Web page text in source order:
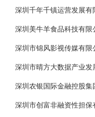
深圳千年千镇运营发展
深圳美牛羊食品科技有
深圳市锦风影视传媒有
深圳市晴方大数据产业
深圳农银国际金融控股
深圳市创富非融资性担